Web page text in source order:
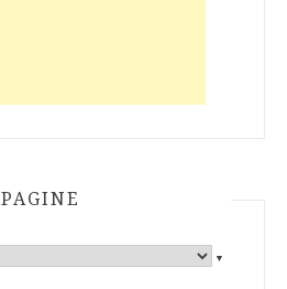
PAGINE
▼